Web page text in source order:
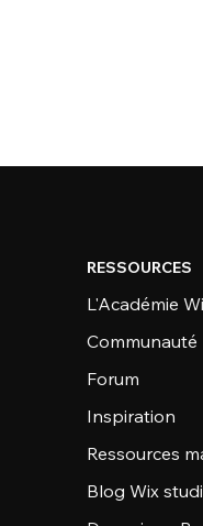
RESSOURCES
L'Académie
Communauté
Forum
Inspiration
Ressources
Blog Wix